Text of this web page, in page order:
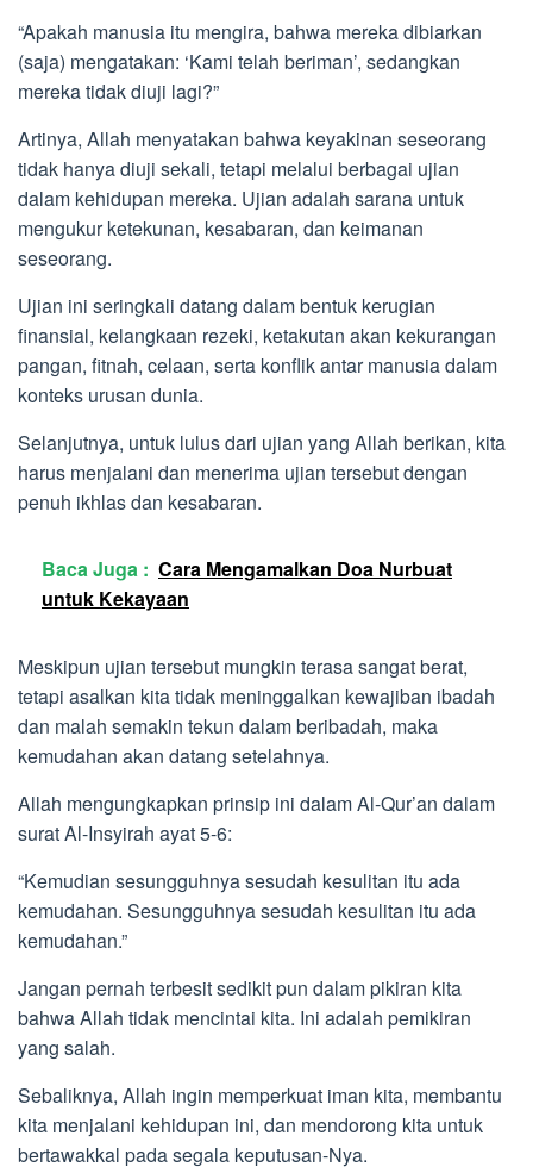
“Apakah manusia itu mengira, bahwa mereka dibiarkan
(saja) mengatakan: ‘Kami telah beriman’, sedangkan
mereka tidak diuji lagi?”
Artinya, Allah menyatakan bahwa keyakinan seseorang
tidak hanya diuji sekali, tetapi melalui berbagai ujian
dalam kehidupan mereka. Ujian adalah sarana untuk
mengukur ketekunan, kesabaran, dan keimanan
seseorang.
Ujian ini seringkali datang dalam bentuk kerugian
finansial, kelangkaan rezeki, ketakutan akan kekurangan
pangan, fitnah, celaan, serta konflik antar manusia dalam
konteks urusan dunia.
Selanjutnya, untuk lulus dari ujian yang Allah berikan, kita
harus menjalani dan menerima ujian tersebut dengan
penuh ikhlas dan kesabaran.
Baca Juga : Cara Mengamalkan Doa Nurbuat
untuk Kekayaan
Meskipun ujian tersebut mungkin terasa sangat berat,
tetapi asalkan kita tidak meninggalkan kewajiban ibadah
dan malah semakin tekun dalam beribadah, maka
kemudahan akan datang setelahnya.
Allah mengungkapkan prinsip ini dalam Al-Qur’an dalam
surat Al-Insyirah ayat 5-6:
“Kemudian sesungguhnya sesudah kesulitan itu ada
kemudahan. Sesungguhnya sesudah kesulitan itu ada
kemudahan.”
Jangan pernah terbesit sedikit pun dalam pikiran kita
bahwa Allah tidak mencintai kita. Ini adalah pemikiran
yang salah.
Sebaliknya, Allah ingin memperkuat iman kita, membantu
kita menjalani kehidupan ini, dan mendorong kita untuk
bertawakkal pada segala keputusan-Nya.